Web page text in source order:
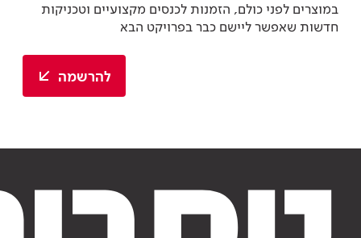
במוצרים לפני כולם, הזמנות לכנסים מקצועיים וטכניקות
חדשות שאפשר ליישם כבר בפרויקט הבא
להרשמה